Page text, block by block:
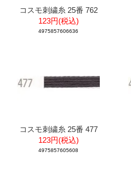
コスモ刺繍糸 25番 762
123円(税込)
4975857606636
コスモ刺繍糸 25番 477
123円(税込)
4975857605608